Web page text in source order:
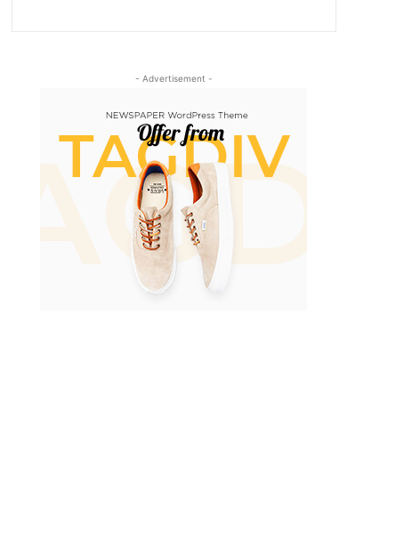
- Advertisement -